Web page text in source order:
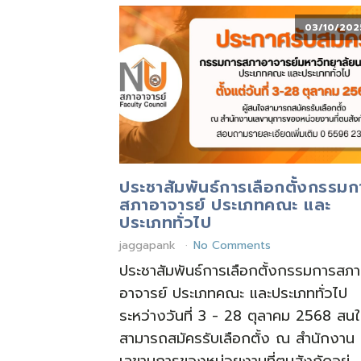
03/10/
ประชาสัมพันธ์การเลือกตั้งกรรมก
สภาอาจารย์ ประเภทคณะ และ
ประเภททั่วไป
jaggapank No Comments
ประชาสัมพันธ์การเลือกตั้งกรรมการสภา
อาจารย์ ประเภทคณะ และประเภททั่วไป
ระหว่างวันที่ 3 - 28 ตุลาคม 2568 สน
สามารถสมัครรับเลือกตั้ง ณ สำนักงาน